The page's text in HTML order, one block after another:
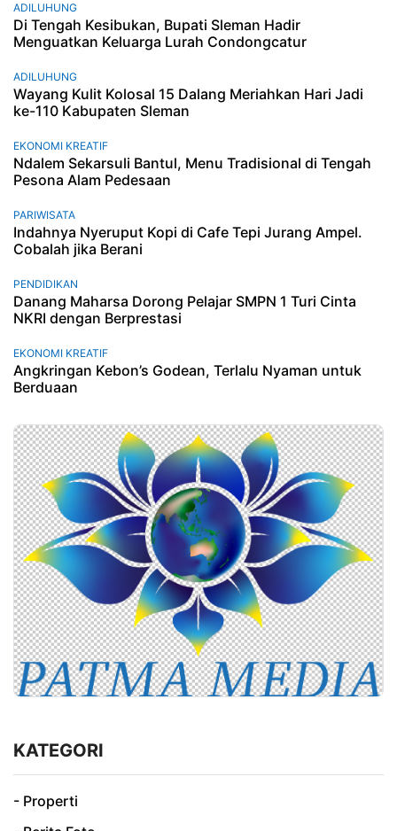
ADILUHUNG
Di Tengah Kesibukan, Bupati Sleman Hadir
Menguatkan Keluarga Lurah Condongcatur
ADILUHUNG
Wayang Kulit Kolosal 15 Dalang Meriahkan Hari Jadi
ke-110 Kabupaten Sleman
EKONOMI KREATIF
Ndalem Sekarsuli Bantul, Menu Tradisional di Tengah
Pesona Alam Pedesaan
PARIWISATA
Indahnya Nyeruput Kopi di Cafe Tepi Jurang Ampel.
Cobalah jika Berani
PENDIDIKAN
Danang Maharsa Dorong Pelajar SMPN 1 Turi Cinta
NKRI dengan Berprestasi
EKONOMI KREATIF
Angkringan Kebon’s Godean, Terlalu Nyaman untuk
Berduaan
KATEGORI
- Properti